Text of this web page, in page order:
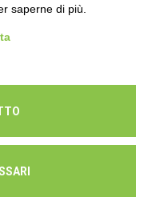
e P.IVA 01541120356 -
saperne di più.